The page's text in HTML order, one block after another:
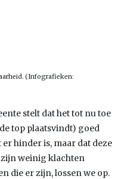
(Infografieken:
stelt dat het tot nu toe
top plaatsvindt) goed
er hinder is, maar dat deze
weinig klachten
die er zijn, lossen we op.